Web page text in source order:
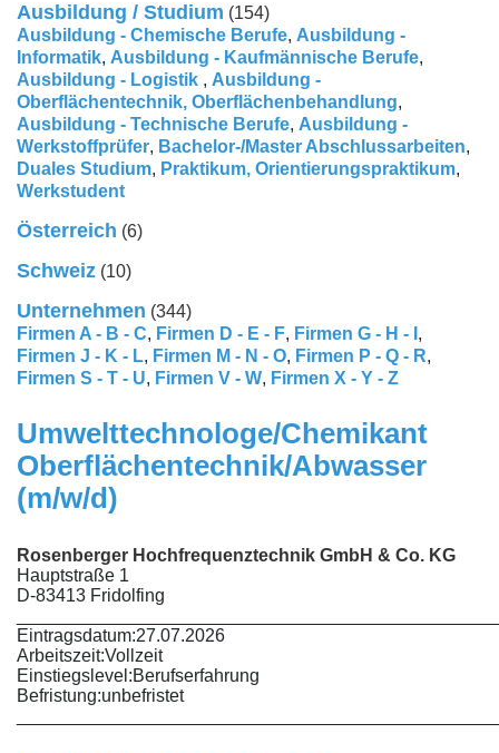
Ausbildung / Studium (154)
Ausbildung - Chemische Berufe, Ausbildung -
Informatik, Ausbildung - Kaufmännische Berufe,
Ausbildung - Logistik , Ausbildung -
Oberflächentechnik, Oberflächenbehandlung,
Ausbildung - Technische Berufe, Ausbildung -
Werkstoffprüfer, Bachelor-/Master Abschlussarbeiten,
Duales Studium, Praktikum, Orientierungspraktikum,
Werkstudent
Österreich (6)
Schweiz (10)
Unternehmen (344)
Firmen A - B - C, Firmen D - E - F, Firmen G - H - I ,
Firmen J - K - L, Firmen M - N - O, Firmen P - Q - R,
Firmen S - T - U, Firmen V - W, Firmen X - Y - Z
Umwelttechnologe/Chemikant
Oberflächentechnik/Abwasser
(m/w/d)
Rosenberger Hochfrequenztechnik GmbH & Co. KG
Hauptstraße 1
D-83413 Fridolfing
Eintragsdatum:27.07.2026
Arbeitszeit:Vollzeit
Einstiegslevel:Berufserfahrung
Befristung:unbefristet